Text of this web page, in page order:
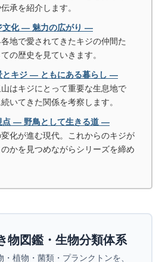
承を紹介します。
文化 ― 魅力の広がり ―
地で愛されてきたキジの仲間た
の歴史を見ていきます。
とキジ ― ともにある暮らし ―
はキジにとって重要な生息地で
いてきた関係を考察します。
点 ― 野鳥として生きる道 ―
化が進む現代。これからのキジが
かを見つめながらシリーズを締め
物図鑑・生物分類体系
植物・菌類・プランクトンを、